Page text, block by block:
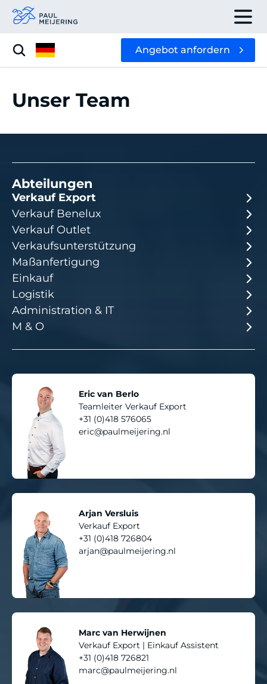
Angebot anfordern
Unser Team
Eric van Berlo
Teamleiter Verkauf Export
+31 (0)418 576065
eric@paulmeijering.nl
Arjan Versluis
Verkauf Export
+31 (0)418 726804
arjan@paulmeijering.nl
Marc van Herwijnen
Verkauf Export | Einkauf Assistent
+31 (0)418 726821
marc@paulmeijering.nl
Abteilungen
Verkauf Export
Verkauf Benelux
Verkauf Outlet
Verkaufsunterstützung
Maßanfertigung
Einkauf
Logistik
Administration & IT
M & O